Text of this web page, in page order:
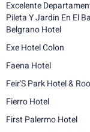
Excelente
Pileta Y Jardin En El
Belgrano Hotel
Exe Hotel Colon
Faena Hotel
Feir'S Park Hotel &
Fierro Hotel
First Palermo Hotel